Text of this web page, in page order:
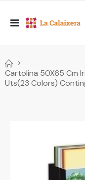
Toggle
Cartolina 50X65 Cm
Uts(23 Colors)